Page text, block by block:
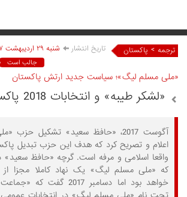
ترجمه > پاکستان تاریخ انتشار شنبه ۲۹ ارديبهشت ۱۳۹۷ ساعت ۱۳:۵۰
جالب است
«ملی مسلم لیگ»؛ سیاست جدید ارتش پاکستان
«لشکر طیبه» و انتخابات 2018 پاکستان
آگوست 2017، «حافظ سعید» تشکیل
اعلام و تصریح کرد که هدف این حزب تبدیل
واقعا اسلامی و مرفه است. گرچه «حافظ سعید»
که «ملی مسلم لیگ» یک نهاد کاملا مجزا از
خواهد بود اما دسامبر 2017